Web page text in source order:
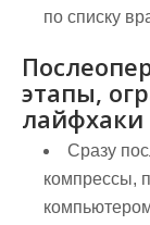
по списку
этапы,
лайфхаки
Сразу
компрессы,